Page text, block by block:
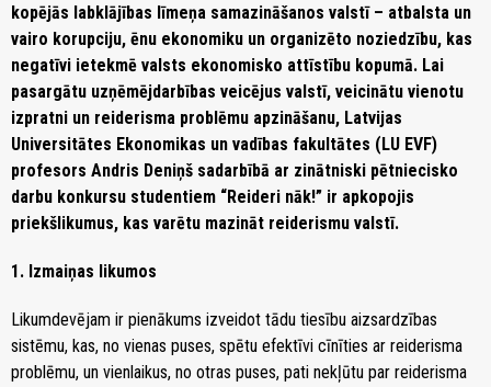
kopējās labklājības līmeņa samazināšanos valstī – atbalsta un
vairo korupciju, ēnu ekonomiku un organizēto noziedzību, kas
negatīvi ietekmē valsts ekonomisko attīstību kopumā. Lai
pasargātu uzņēmējdarbības veicējus valstī, veicinātu vienotu
izpratni un reiderisma problēmu apzināšanu, Latvijas
Universitātes Ekonomikas un vadības fakultātes (LU EVF)
profesors Andris Deniņš sadarbībā ar zinātniski pētniecisko
darbu konkursu studentiem “Reideri nāk!” ir apkopojis
priekšlikumus, kas varētu mazināt reiderismu valstī.
1. Izmaiņas likumos
Likumdevējam ir pienākums izveidot tādu tiesību aizsardzības
sistēmu, kas, no vienas puses, spētu efektīvi cīnīties ar reiderisma
problēmu, un vienlaikus, no otras puses, pati nekļūtu par reiderisma